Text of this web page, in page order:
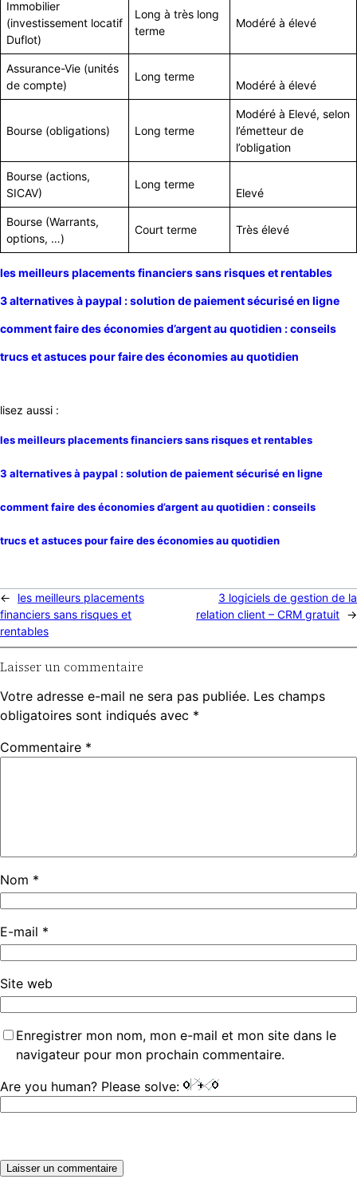
Immobilier
(investissement locatif
Duflot)
Long à très long
terme
Modéré à élevé
Assurance-Vie (unités
de compte)
Long terme
Modéré à élevé
Bourse (obligations) Long terme
Modéré à Elevé, selon
l’émetteur de
l’obligation
Bourse (actions,
SICAV)
Long terme
Elevé
Bourse (Warrants,
options, …)
Court terme Très élevé
les meilleurs placements financiers sans risques et rentables
3 alternatives à paypal : solution de paiement sécurisé en ligne
comment faire des économies d’argent au quotidien : conseils
trucs et astuces pour faire des économies au quotidien
lisez aussi :
les meilleurs placements financiers sans risques et rentables
3 alternatives à paypal : solution de paiement sécurisé en ligne
comment faire des économies d’argent au quotidien : conseils
trucs et astuces pour faire des économies au quotidien
←
les meilleurs placements
financiers sans risques et
rentables
3 logiciels de gestion de la
relation client – CRM gratuit →
Laisser un commentaire
Votre adresse e-mail ne sera pas publiée. Les champs
obligatoires sont indiqués avec *
Commentaire *
Nom *
E-mail *
Site web
Enregistrer mon nom, mon e-mail et mon site dans le
navigateur pour mon prochain commentaire.
Are you human? Please solve: